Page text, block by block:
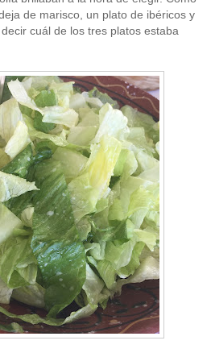
de marisco, un plato de ibéricos y
cuál de los tres platos estaba